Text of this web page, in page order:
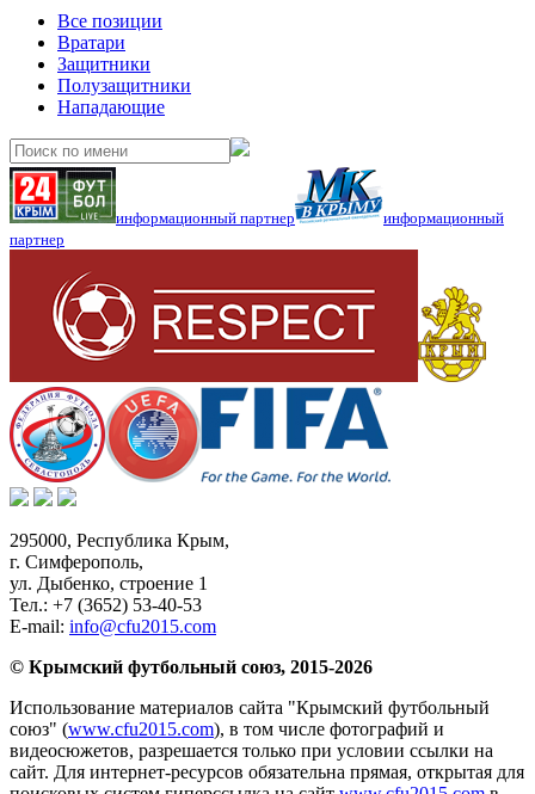
Все позиции
Вратари
Защитники
Полузащитники
Нападающие
информационный партнер
информационный
партнер
295000, Республика Крым,
г. Симферополь,
ул. Дыбенко, строение 1
Тел.: +7 (3652) 53-40-53
E-mail: info@cfu2015.com
© Крымский футбольный союз, 2015-2026
Использование материалов сайта "Крымский футбольный
союз" (www.cfu2015.com), в том числе фотографий и
видеосюжетов, разрешается только при условии ссылки на
сайт. Для интернет-ресурсов обязательна прямая, открытая для